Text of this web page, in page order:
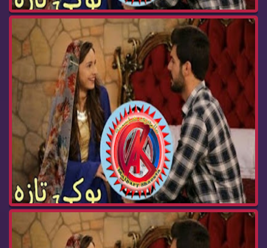
درامای بوکی تازە ئەڵقەی237 buki taza